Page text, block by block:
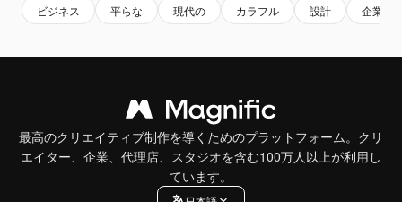
ビジネス 平らな 現代の カラフル 設計 企業の
最高のクリエイティブ制作を導くためのプラットフォーム。クリ
エイター、企業、代理店、スタジオを含む100万人以上が利用し
ています。